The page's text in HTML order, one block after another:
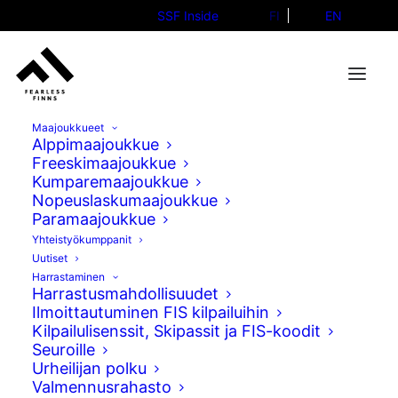
SSF Inside FI EN
Maajoukkueet
Alppimaajoukkue
Freeskimaajoukkue
Kumparemaajoukkue
Nopeuslaskumaajoukkue
Paramaajoukkue
Yhteistyökumppanit
Uutiset
Harrastaminen
Harrastusmahdollisuudet
Ilmoittautuminen FIS kilpailuihin
Kilpailulisenssit, Skipassit ja FIS-koodit
Seuroille
Urheilijan polku
Valmennusrahasto
Tuulitunneli ja Janne Ahonen
avuksi suorituskyvyn
parantamiseksi
01.10.2025